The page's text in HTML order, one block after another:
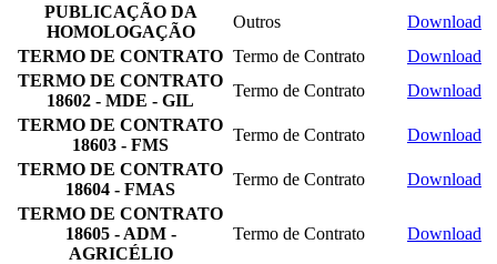
PUBLICAÇÃO DA
HOMOLOGAÇÃO
Outros
Download
TERMO DE CONTRATO Termo de Contrato
Download
TERMO DE CONTRATO
18602 - MDE - GIL
Termo de Contrato
Download
TERMO DE CONTRATO
18603 - FMS
Termo de Contrato
Download
TERMO DE CONTRATO
18604 - FMAS
Termo de Contrato
Download
TERMO DE CONTRATO
18605 - ADM -
AGRICÉLIO
Termo de Contrato Download